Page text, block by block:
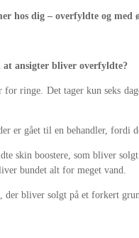
hos dig – overfyldte og med
ansigter bliver overfyldte?
for ringe. Det tager kun seks
er gået til en behandler, fordi
skin boostere, som bliver
bundet alt for meget vand.
der bliver solgt på et forkert